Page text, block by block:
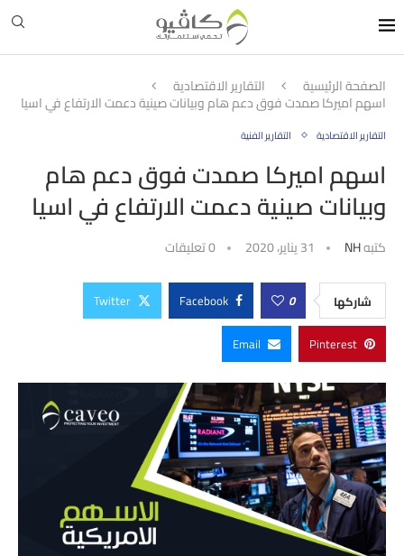
الصفحة الرئيسية التقارير الاقتصادية
اسهم اميركا صمدت فوق دعم هام وبيانات صينية دعمت الارتفاع في اسيا
التقارير الاقتصادية التقارير الفنية
اسهم اميركا صمدت فوق دعم هام
وبيانات صينية دعمت الارتفاع في اسيا
كتبهNH 31 يناير، 2020 0 تعليقات
شاركها 0
Facebook
Twitter
Pinterest
Email